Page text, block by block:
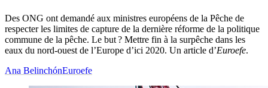
Des ONG ont demandé aux ministres européens de la Pêche de
respecter les limites de capture de la dernière réforme de la politique
commune de la pêche. Le but ? Mettre fin à la surpêche dans les
eaux du nord-ouest de l’Europe d’ici 2020. Un article d’Euroefe.
Ana BelinchónEuroefe